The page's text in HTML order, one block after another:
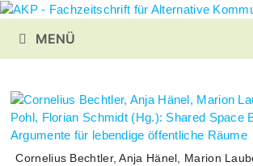
Zurück
Inhalt
MENÜ
Cornelius Bechtler, Anja Hänel, Marion